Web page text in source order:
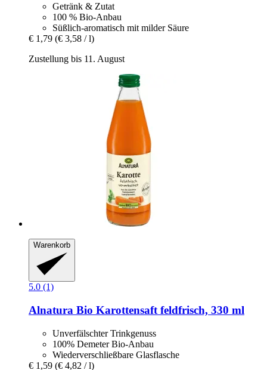
Getränk & Zutat
100 % Bio-Anbau
Süßlich-aromatisch mit milder Säure
€ 1,79 (€ 3,58 / l)
Zustellung bis 11. August
Warenkorb
5.0 (1)
Alnatura Bio Karottensaft feldfrisch, 330 ml
Unverfälschter Trinkgenuss
100% Demeter Bio-Anbau
Wiederverschließbare Glasflasche
€ 1,59 (€ 4,82 / l)